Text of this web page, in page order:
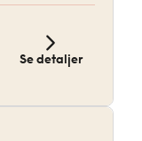
Se detaljer